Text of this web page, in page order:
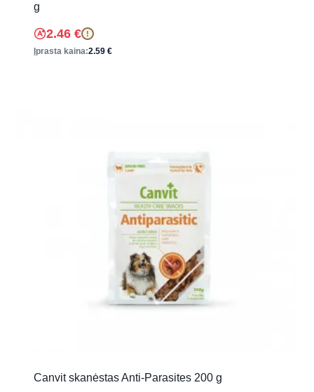
g
2.46 € !
Įprasta kaina:2.59 €
Canvit skanėstas Anti-Parasites 200 g